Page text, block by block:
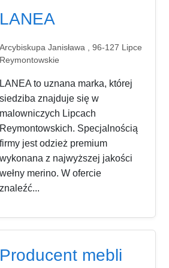
LANEA
Arcybiskupa Janisława , 96-127 Lipce
Reymontowskie
LANEA to uznana marka, której
siedziba znajduje się w
malowniczych Lipcach
Reymontowskich. Specjalnością
firmy jest odzież premium
wykonana z najwyższej jakości
wełny merino. W ofercie
znaleźć...
Producent mebli